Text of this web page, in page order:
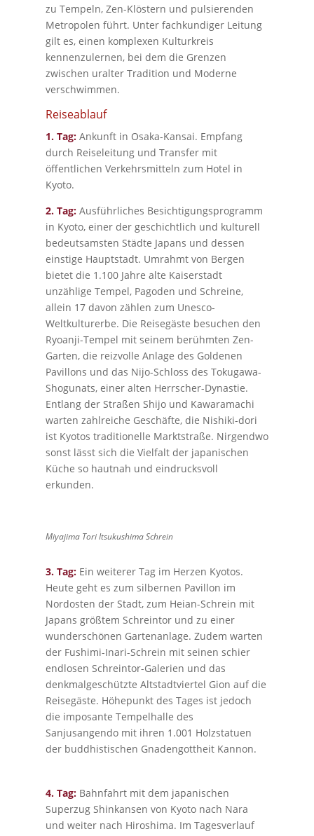
zu Tempeln, Zen-Klöstern und pulsierenden
Metropolen führt. Unter fachkundiger Leitung
gilt es, einen komplexen Kulturkreis
kennenzulernen, bei dem die Grenzen
zwischen uralter Tradition und Moderne
verschwimmen.
Reiseablauf
1. Tag:Ankunft in Osaka-Kansai. Empfang
durch Reiseleitung und Transfer mit
öffentlichen Verkehrsmitteln zum Hotel in
Kyoto.
2. Tag:Ausführliches Besichtigungsprogramm
in Kyoto, einer der geschichtlich und kulturell
bedeutsamsten Städte Japans und dessen
einstige Hauptstadt. Umrahmt von Bergen
bietet die 1.100 Jahre alte Kaiserstadt
unzählige Tempel, Pagoden und Schreine,
allein 17 davon zählen zum Unesco-
Weltkulturerbe. Die Reisegäste besuchen den
Ryoanji-Tempel mit seinem berühmten Zen-
Garten, die reizvolle Anlage des Goldenen
Pavillons und das Nijo-Schloss des Tokugawa-
Shogunats, einer alten Herrscher-Dynastie.
Entlang der Straßen Shijo und Kawaramachi
warten zahlreiche Geschäfte, die Nishiki-dori
ist Kyotos traditionelle Marktstraße. Nirgendwo
sonst lässt sich die Vielfalt der japanischen
Küche so hautnah und eindrucksvoll
erkunden.
Miyajima Tori Itsukushima Schrein
3. Tag:Ein weiterer Tag im Herzen Kyotos.
Heute geht es zum silbernen Pavillon im
Nordosten der Stadt, zum Heian-Schrein mit
Japans größtem Schreintor und zu einer
wunderschönen Gartenanlage. Zudem warten
der Fushimi-Inari-Schrein mit seinen schier
endlosen Schreintor-Galerien und das
denkmalgeschützte Altstadtviertel Gion auf die
Reisegäste. Höhepunkt des Tages ist jedoch
die imposante Tempelhalle des
Sanjusangendo mit ihren 1.001 Holzstatuen
der buddhistischen Gnadengottheit Kannon.
4. Tag:Bahnfahrt mit dem japanischen
Superzug Shinkansen von Kyoto nach Nara
und weiter nach Hiroshima. Im Tagesverlauf